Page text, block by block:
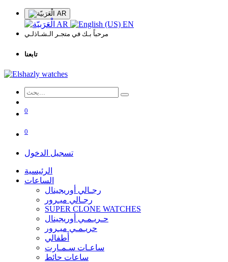
AR
AR EN
مرحباً بـك في متجـر الـشـاذلـي
تابعنا
0
0
تسجيل الدخول
الرئيسية
الساعات
رجـالي أوريجينال
رجـالي ميـرور
SUPER CLONE WATCHES
حـريـمـي أوريجينال
حريـمـي ميـرور
أطفالي
ساعـات سـمـارت
ساعات حائط